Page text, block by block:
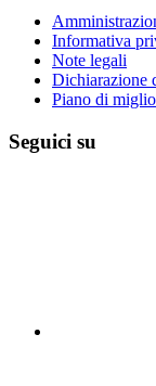
Informativa
Note legali
Dichiarazione
Piano di
Seguici su